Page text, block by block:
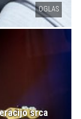
OGLAS
srca